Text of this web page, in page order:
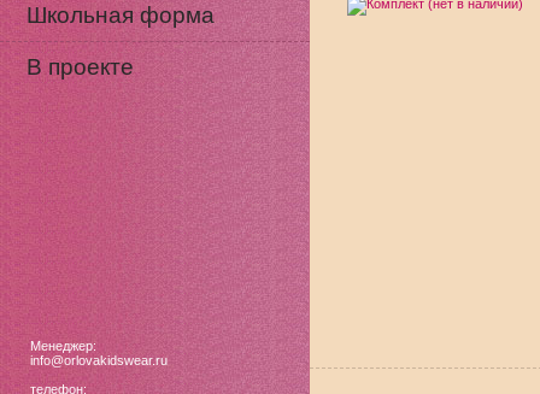
Школьная форма
В проекте
Менеджер:
info@orlovakidswear.ru
телефон: